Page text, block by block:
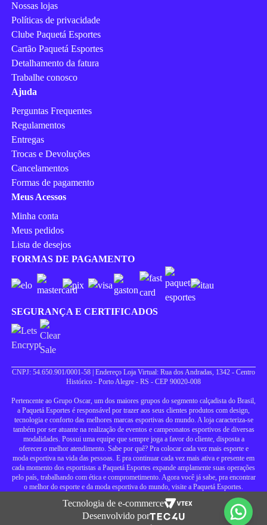
Nossas lojas
Políticas de privacidade
Clube Paquetá Esportes
Cartão Paquetá Esportes
Detalhamento da fatura
Trabalhe conosco
Ajuda
Perguntas Frequentes
Regulamentos
Entregas
Trocas e Devoluções
Cancelamentos
Formas de pagamento
Meus Acessos
Minha conta
Meus pedidos
Lista de desejos
FORMAS DE PAGAMENTO
SEGURANÇA E CERTIFICADOS
CNPJ: 54.650.901/0001-58 | Endereço Loja Virtual: Rua dos Andradas, 1342 - Centro
Histórico - Porto Alegre - RS - CEP 90020-008
Pertencente ao Grupo Oscar, um dos maiores grupos do segmento calçadista do Brasil,
a Paquetá Esportes é responsável por trazer aos seus clientes produtos com design,
tecnologia e conforto das melhores marcas esportivas do mundo. A loja caracteriza-se
também por ser atuante na realização de eventos e campeonatos esportivos de diversas
modalidades. Possui uma equipe que sempre joga a favor do cliente, disposta a
oferecer o melhor atendimento. Sabe por quê? Pra colocar cada vez mais esporte e
moda esportiva na vida das pessoas. E pra continuar cada vez mais ativa e presente em
cada momento dos esportistas a Paquetá Esportes expande amplamente suas operações
pelo país, trabalhando com ética e comprometimento. Agora você já sabe, pra encontrar
o melhor do esporte e da moda esportiva do mundo, visite a Paquetá Esportes.
Tecnologia de e-commerce
Desenvolvido por